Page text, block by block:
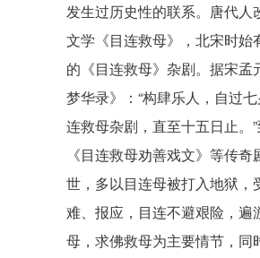
发生过历史性的联系。唐代人
文学《目连救母》，北宋时始
的《目连救母》 杂剧。据宋孟
梦华录》
：“构肆乐人，自过
连救母杂剧，直至十五日止。”
《目连救母劝善戏文》等传
世，多以目连母被打入地狱，
难、报应，目连不避艰险，遍
母，求佛救母为主要情节，同